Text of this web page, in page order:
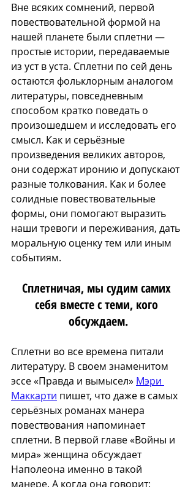
Вне всяких сомнений, первой
повествовательной формой на
нашей планете были сплетни —
простые истории, передаваемые
из уст в уста. Сплетни по сей день
остаются фольклорным аналогом
литературы, повседневным
способом кратко поведать о
произошедшем и исследовать его
смысл. Как и серьёзные
произведения великих авторов,
они содержат иронию и допускают
разные толкования. Как и более
солидные повествовательные
формы, они помогают выразить
наши тревоги и переживания, дать
моральную оценку тем или иным
событиям.
Сплетничая, мы судим самих
себя вместе с теми, кого
обсуждаем.
Сплетни во все времена питали
литературу. В своем знаменитом
эссе «Правда и вымысел» Мэри
Маккарти пишет, что даже в самых
серьёзных романах манера
повествования напоминает
сплетни. В первой главе «Войны и
мира» женщина обсуждает
Наполеона именно в такой
манере. А когда она говорит: